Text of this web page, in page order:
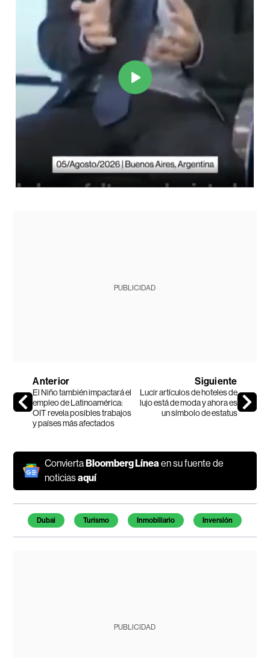
PUBLICIDAD
Anterior
El Niño también impactará el
empleo de Latinoamérica:
OIT revela posibles trabajos
y países más afectados
Siguiente
Lucir artículos de hoteles de
lujo está de moda y ahora es
un símbolo de estatus
ConviertaBloomberg Líneaen su fuente de
noticiasaquí
Temas de este artículo
Dubai Turismo Inmobiliario Inversión
PUBLICIDAD